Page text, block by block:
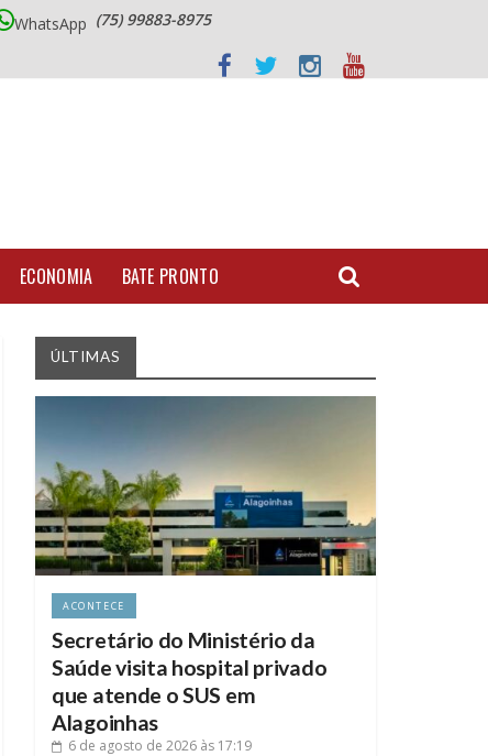
WhatsApp (75) 99883-8975
ECONOMIA BATE PRONTO
ÚLTIMAS
ACONTECE
Secretário do Ministério da
Saúde visita hospital privado
que atende o SUS em
Alagoinhas
6 de agosto de 2026 às 17:19